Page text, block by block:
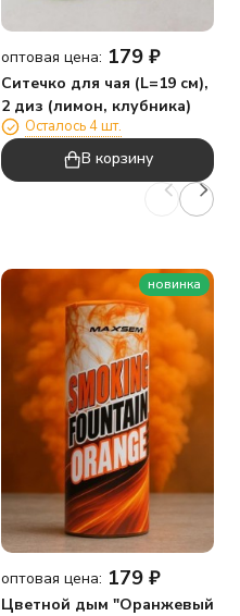
оптовая цена: 179 ₽
Ситечко для чая (L=19 см),
2 диз (лимон, клубника)
Осталось 4 шт.
В корзину
новинка
оптовая цена: 179 ₽
Цветной дым "Оранжевый